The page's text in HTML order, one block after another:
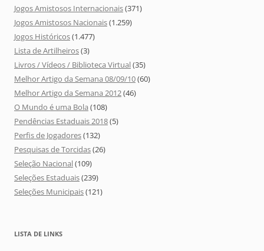
Jogos Amistosos Internacionais(371)
Jogos Amistosos Nacionais(1.259)
Jogos Históricos(1.477)
Lista de Artilheiros(3)
Livros / Vídeos / Biblioteca Virtual(35)
Melhor Artigo da Semana 08/09/10(60)
Melhor Artigo da Semana 2012(46)
O Mundo é uma Bola (108)
Pendências Estaduais 2018(5)
Perfis de Jogadores(132)
Pesquisas de Torcidas(26)
Seleção Nacional(109)
Seleções Estaduais(239)
Seleções Municipais(121)
LISTA DE LINKS